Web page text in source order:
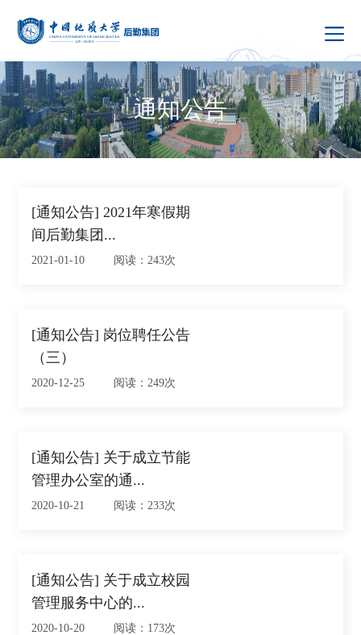
通知公告
[通知公告] 2021年寒假期
间后勤集团...
2021-01-10 阅读：243次
[通知公告] 岗位聘任公告
（三）
2020-12-25 阅读：249次
[通知公告] 关于成立节能
管理办公室的通...
2020-10-21 阅读：233次
[通知公告] 关于成立校园
管理服务中心的...
2020-10-20 阅读：173次